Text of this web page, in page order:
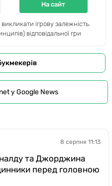
На сайт
ігрову залежність.
відповідальної гри
у Google News
8 серпня 11:13
та Джорджина
перед головною